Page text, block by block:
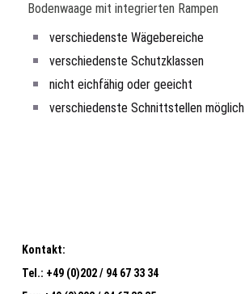
Bodenwaage mit integrierten Rampen
verschiedenste Wägebereiche
verschiedenste Schutzklassen
nicht eichfähig oder geeicht
verschiedenste Schnittstellen möglich
Kontakt:
Tel.: +49 (0)202 / 94 67 33 34